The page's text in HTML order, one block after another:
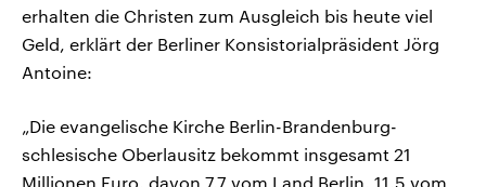
erhalten die Christen zum Ausgleich bis heute viel
Geld, erklärt der Berliner Konsistorialpräsident Jörg
Antoine:
„Die evangelische Kirche Berlin-Brandenburg-
schlesische Oberlausitz bekommt insgesamt 21
Millionen Euro, davon 7,7 vom Land Berlin, 11,5 vom